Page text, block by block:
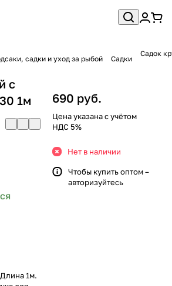
садки и уход за рыбой Садки
Садок
с
1м
1м.
690 руб.
Цена указана с учётом
НДС 5%
Нет в наличии
Чтобы купить оптом –
авторизуйтесь